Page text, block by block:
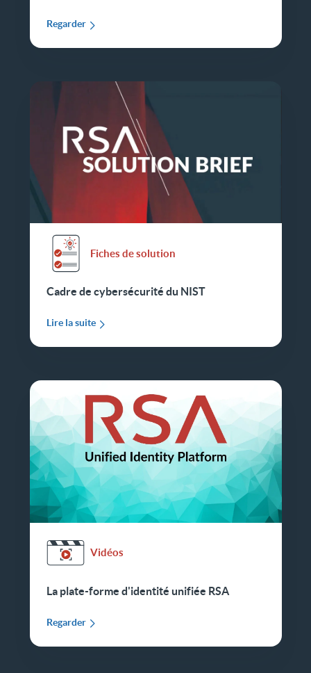
Regarder
Fiches de solution
Cadre de cybersécurité du NIST
Lire la suite
Vidéos
La plate-forme d'identité unifiée RSA
Regarder